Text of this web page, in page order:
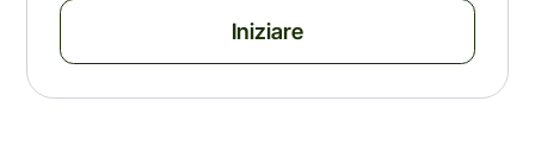
Iniziare